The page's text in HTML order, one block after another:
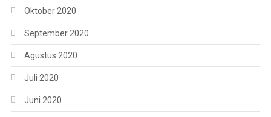
Oktober 2020
September 2020
Agustus 2020
Juli 2020
Juni 2020